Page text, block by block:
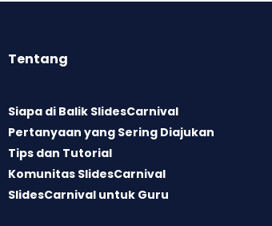
Tentang
Siapa di Balik SlidesCarnival
Pertanyaan yang Sering Diajukan
Tips dan Tutorial
Komunitas SlidesCarnival
SlidesCarnival untuk Guru